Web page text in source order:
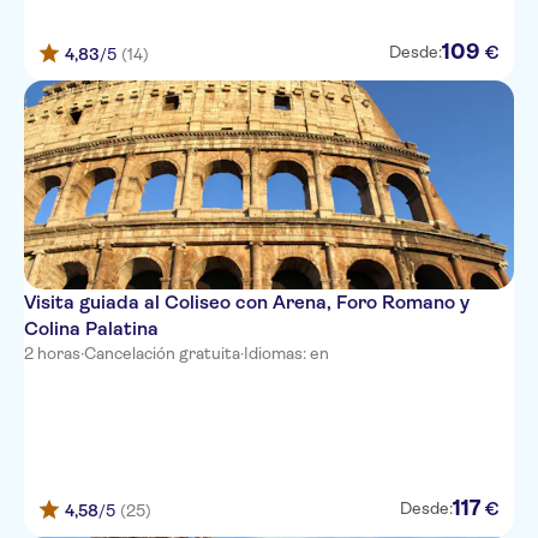
Demetra Hotel Rome
COMFORT INN
Florida Rooms - Comfort Hotel
Hotel Everest Roma
Hotel Pichierri
Villa Maria Regina
Crossroad Hotel
c-hotels Fiume
Hotel Meridiana
4,83/5 (14) Desde:109 €
Visita guiada al Coliseo con Arena, Foro Romano y
Colina Palatina
2 horas·Cancelación gratuita·Idiomas: en
4,58/5 (25) Desde:117 €